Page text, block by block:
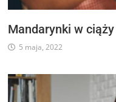
Mandarynki w
5 maja, 2022